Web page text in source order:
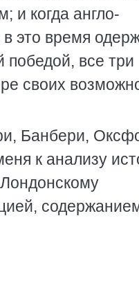
и когда англо-
это время
все три
своих
Банбери,
к анализу